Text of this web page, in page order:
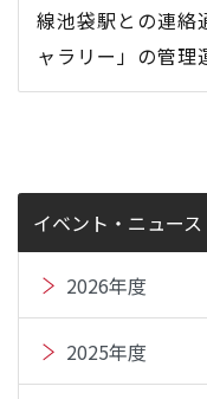
線池袋駅との連絡
ャラリー」の管理
イベント・ニュース
2026年度
2025年度